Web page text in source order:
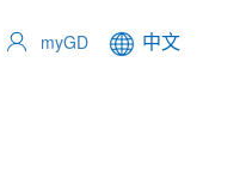
myGD 中文